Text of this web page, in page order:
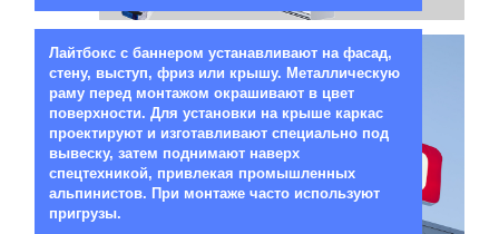
04
Лайтбокс с баннером устанавливают на фасад,
стену, выступ, фриз или крышу. Металлическую
раму перед монтажом окрашивают в цвет
поверхности. Для установки на крыше каркас
проектируют и изготавливают специально под
вывеску, затем поднимают наверх
спецтехникой, привлекая промышленных
альпинистов. При монтаже часто используют
пригрузы.